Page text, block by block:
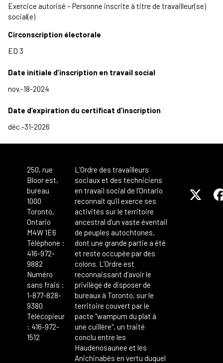
Exercice autorisé – Personne inscrite à titre de travailleur(se)
social(e)
Circonscription électorale
Date initiale d’inscription en travail social
Date d’expiration du certificat d’inscription
250, rue
Bloor est,
bureau
1000
Toronto,
Ontario
M4W 1E6
Téléphone :
416-972-
9882
Numéro
sans frais :
1-877-828-
9380
Télécopieur
: 416-972-
1512
L’Ordre des travailleurs
sociaux et des techniciens
en travail social de l’Ontario
reconnaît qu’il exerce ses
activités sur le territoire
ancestral d’un vaste éventail
de peuples autochtones,
dont une grande partie a été
et reste occupée par des
colons. L’Ordre est
reconnaissant d’avoir le
privilège de disposer de
bureaux à Toronto, sur le
territoire couvert par le
pacte "wampum du plat à
une cuillère", un traité
conclu entre les
Haudenosaunee et les
Anichinabés en vertu duquel